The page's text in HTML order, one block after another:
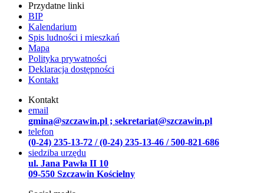
Przydatne linki
BIP
Kalendarium
Spis ludności i mieszkań
Mapa
Polityka prywatności
Deklaracja dostępności
Kontakt
Kontakt
email
gmina@szczawin.pl ; sekretariat@szczawin.pl
telefon
(0-24) 235-13-72 / (0-24) 235-13-46 / 500-821-686
siedziba urzędu
ul. Jana Pawła II 10
09-550 Szczawin Kościelny